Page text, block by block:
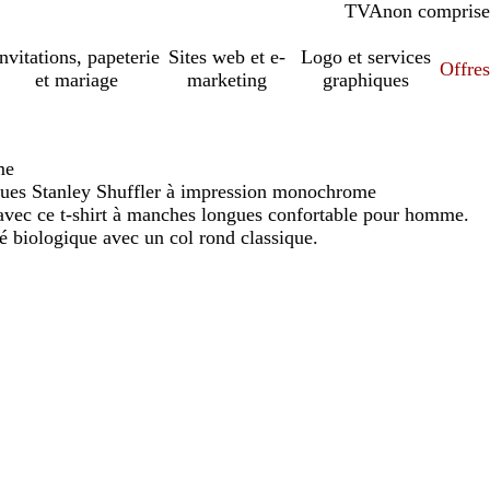
TVAcomprise
non comprise
papeterie
et mariage
Sites web et e-
marketing
Logo et services
graphiques
Offres
Stanley Shuffler à impression monochrome
ce t-shirt à manches longues confortable pour homme.
biologique avec un col rond classique.